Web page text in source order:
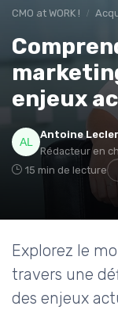
CMO at WORK !
enjeux
Antoine
Rédacteur en
15 min de lecture
Explorez le
travers une
des enjeux